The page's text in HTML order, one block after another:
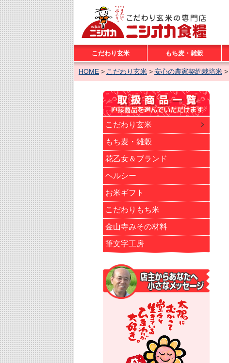
こだわり玄米 もち麦・雑穀
HOME こだわり玄米 安心の農家契約栽培米
こだわり玄米
もち麦・雑穀
花乙女＆ブランド
ヘルシー
お米ギフト
こだわりもち米
金山寺みその材料
筆文字工房